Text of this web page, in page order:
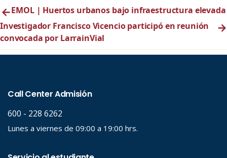
←EMOL | Huertos urbanos bajo infraestructura elevada
Investigador Francisco Vicencio participó en reunión
convocada por LarrainVial
→